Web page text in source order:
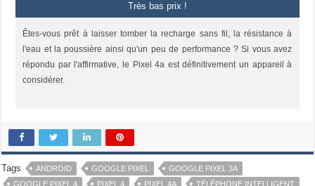
Très bas prix !
Êtes-vous prêt à laisser tomber la recharge sans fil, la résistance à
l'eau et la poussière ainsi qu'un peu de performance ? Si vous avez
répondu par l'affirmative, le Pixel 4a est définitivement un appareil à
considérer.
Tags ANDROID GOOGLE PIXEL
GOOGLE PIXEL 3A
GOOGLE PIXEL 4
PIXEL 4 PIXEL 4A TÉLÉPHONE INTELLIGENT